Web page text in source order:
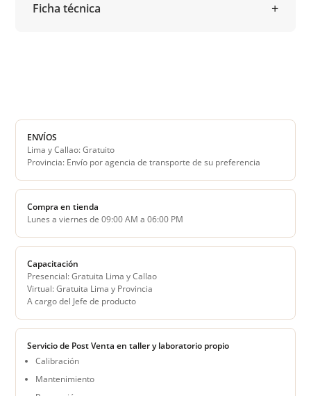
Ficha técnica
ENVÍOS
Lima y Callao: Gratuito
Provincia: Envío por agencia de transporte de su preferencia
Compra en tienda
Lunes a viernes de 09:00 AM a 06:00 PM
Capacitación
Presencial: Gratuita Lima y Callao
Virtual: Gratuita Lima y Provincia
A cargo del Jefe de producto
Servicio de Post Venta en taller y laboratorio propio
Calibración
Mantenimiento